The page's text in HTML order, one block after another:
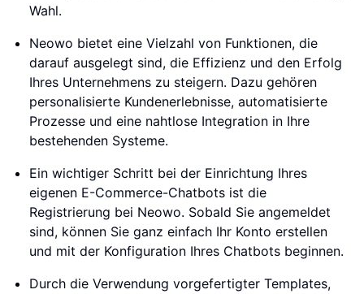
Wahl.
Neowo bietet eine Vielzahl von Funktionen, die
darauf ausgelegt sind, die Effizienz und den Erfolg
Ihres Unternehmens zu steigern. Dazu gehören
personalisierte Kundenerlebnisse, automatisierte
Prozesse und eine nahtlose Integration in Ihre
bestehenden Systeme.
Ein wichtiger Schritt bei der Einrichtung Ihres
eigenen E-Commerce-Chatbots ist die
Registrierung bei Neowo. Sobald Sie angemeldet
sind, können Sie ganz einfach Ihr Konto erstellen
und mit der Konfiguration Ihres Chatbots beginnen.
Durch die Verwendung vorgefertigter Templates,